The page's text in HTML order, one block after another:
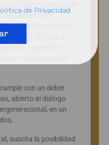
es lógico y natural, de
aprendidas
será posible articular
de calar a
con un deber
abierto al diálogo
en un
suscita la posibilidad
de Privacidad